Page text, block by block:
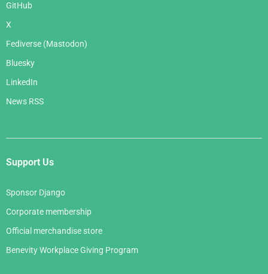
GitHub
X
Fediverse (Mastodon)
Bluesky
LinkedIn
News RSS
Support Us
Sponsor Django
Corporate membership
Official merchandise store
Benevity Workplace Giving Program